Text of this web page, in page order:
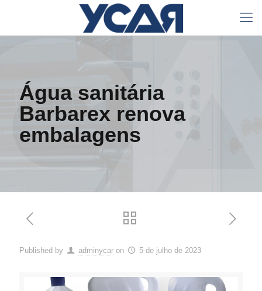
Água sanitária
Barbarex renova
embalagens
Published by adminycar on 5 de julho de 2023